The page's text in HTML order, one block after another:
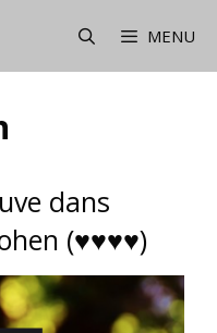
MENU
dans
(♥♥♥♥)